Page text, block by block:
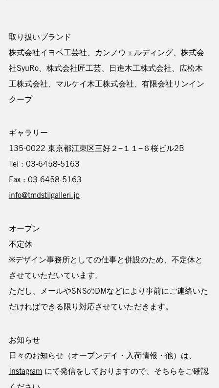
取り扱いブランド
株式会社イヨベ工芸社、カンノウェルディング、株式会
社SyuRo、株式会社匠工芸、日進木工株式会社、広松木
工株式会社、マルケイ木工株式会社、有限会社リンイン
クープ
ギャラリー
135-0022 東京都江東区三好２−１１−６桜ビル2B
Tel : 03-6458-5163
Fax : 03-6458-5163
info@tmdstilgalleri.jp
オープン
不定休
※デザイン事務所としての仕事と併設のため、不定休と
させていただいています。
ただし、メールやSNSのDMなどにより事前にご連絡いた
だければできる限り対応させていただきます。
お知らせ
日々のお知らせ（オープンデイ・入荷情報・他）は、
Instagram にて発信をしておりますので、そちらをご確認